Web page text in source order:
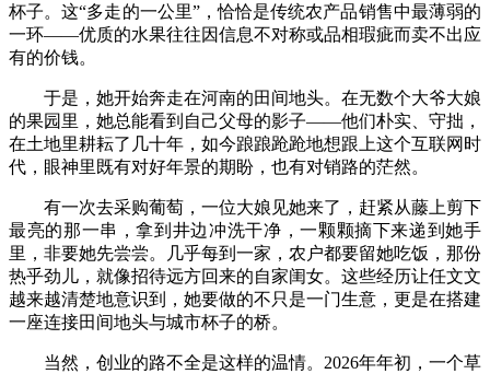
杯子。这“多走的一公里”，恰恰是传统农产品销售中最薄弱的
一环——优质的水果往往因信息不对称或品相瑕疵而卖不出应
有的价钱。
于是，她开始奔走在河南的田间地头。在无数个大爷大娘
的果园里，她总能看到自己父母的影子——他们朴实、守拙，
在土地里耕耘了几十年，如今踉踉跄跄地想跟上这个互联网时
代，眼神里既有对好年景的期盼，也有对销路的茫然。
有一次去采购葡萄，一位大娘见她来了，赶紧从藤上剪下
最亮的那一串，拿到井边冲洗干净，一颗颗摘下来递到她手
里，非要她先尝尝。几乎每到一家，农户都要留她吃饭，那份
热乎劲儿，就像招待远方回来的自家闺女。这些经历让任文文
越来越清楚地意识到，她要做的不只是一门生意，更是在搭建
一座连接田间地头与城市杯子的桥。
当然，创业的路不全是这样的温情。2026年年初，一个草